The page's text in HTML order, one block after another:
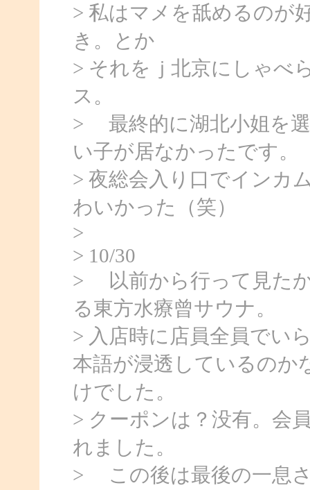
> 私はマメを舐めるのが
き。とか
> それをｊ北京にしゃべ
ス。
> 最終的に湖北小姐を
い子が居なかったです。
> 夜総会入り口でインカ
わいかった（笑）
>
> 10/30
> 以前から行って見た
る東方水療曾サウナ。
> 入店時に店員全員でい
本語が浸透しているのか
けでした。
> クーポンは？没有。会
れました。
> この後は最後の一息